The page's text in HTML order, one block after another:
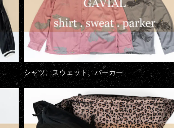
シャツ、スウェット、パーカー